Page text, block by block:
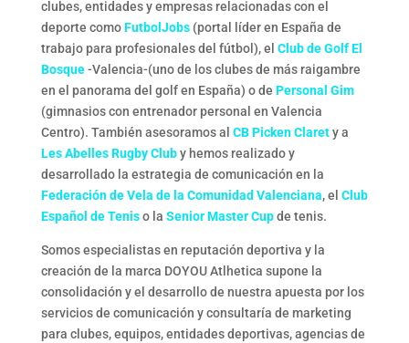
clubes, entidades y empresas relacionadas con el
deporte comoFutbolJobs(portal líder en España de
trabajo para profesionales del fútbol), el Club de Golf El
Bosque-Valencia-(uno de los clubes de más raigambre
en el panorama del golf en España) o de Personal Gim
(gimnasios con entrenador personal en Valencia
Centro). También asesoramos al CB Picken Clarety a
Les Abelles Rugby Cluby hemos realizado y
desarrollado la estrategia de comunicación en la
Federación de Vela de la Comunidad Valenciana, el Club
Español de Teniso la Senior Master Cupde tenis.
Somos especialistas en reputación deportiva y la
creación de la marca DOYOU Atlhetica supone la
consolidación y el desarrollo de nuestra apuesta por los
servicios de comunicación y consultaría de marketing
para clubes, equipos, entidades deportivas, agencias de